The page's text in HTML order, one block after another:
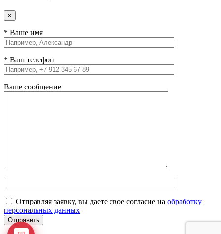
×
* Ваше имя
* Ваш телефон
Ваше сообщение
Отправляя заявку, вы даете свое согласие на обработку
персональных данных